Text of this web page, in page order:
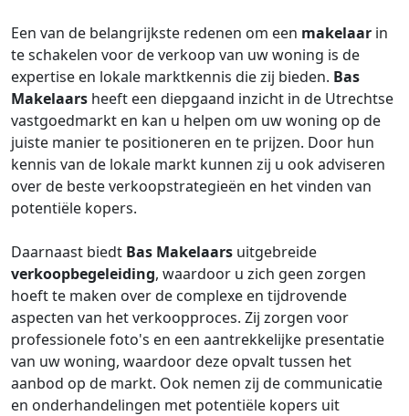
Een van de belangrijkste redenen om een makelaar in
te schakelen voor de verkoop van uw woning is de
expertise en lokale marktkennis die zij bieden. Bas
Makelaars heeft een diepgaand inzicht in de Utrechtse
vastgoedmarkt en kan u helpen om uw woning op de
juiste manier te positioneren en te prijzen. Door hun
kennis van de lokale markt kunnen zij u ook adviseren
over de beste verkoopstrategieën en het vinden van
potentiële kopers.
Daarnaast biedt Bas Makelaars uitgebreide
verkoopbegeleiding, waardoor u zich geen zorgen
hoeft te maken over de complexe en tijdrovende
aspecten van het verkoopproces. Zij zorgen voor
professionele foto's en een aantrekkelijke presentatie
van uw woning, waardoor deze opvalt tussen het
aanbod op de markt. Ook nemen zij de communicatie
en onderhandelingen met potentiële kopers uit